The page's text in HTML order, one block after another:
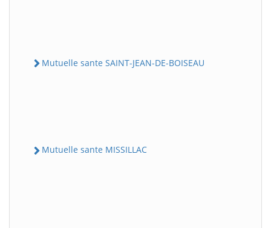
Mutuelle sante SAINT-JEAN-DE-BOISEAU
Mutuelle sante MISSILLAC